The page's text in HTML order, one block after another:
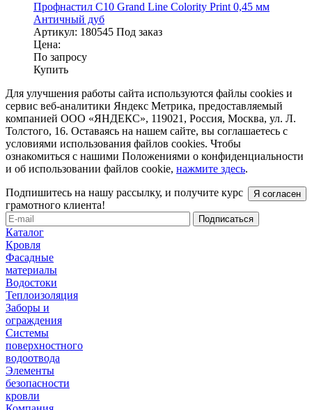
Профнастил С10 Grand Line Colority Print 0,45 мм
Античный дуб
Артикул: 180545 Под заказ
Цена:
По запросу
Купить
Для улучшения работы сайта используются файлы cookies и
сервис веб-аналитики Яндекс Метрика, предоставляемый
компанией ООО «ЯНДЕКС», 119021, Россия, Москва, ул. Л.
Толстого, 16. Оставаясь на нашем сайте, вы соглашаетесь с
условиями использования файлов cookies. Чтобы
ознакомиться с нашими Положениями о конфиденциальности
и об использовании файлов cookie, нажмите здесь.
Я согласен
Подпишитесь на нашу рассылку, и получите курс
грамотного клиента!
Каталог
Кровля
Фасадные
материалы
Водостоки
Теплоизоляция
Заборы и
ограждения
Системы
поверхностного
водоотвода
Элементы
безопасности
кровли